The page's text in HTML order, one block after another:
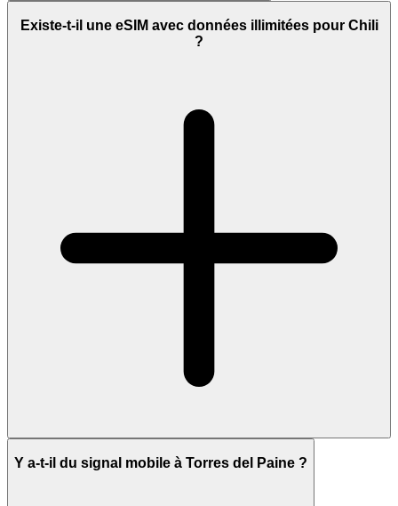
Existe-t-il une eSIM avec données illimitées pour Chili
?
Y a-t-il du signal mobile à Torres del Paine ?